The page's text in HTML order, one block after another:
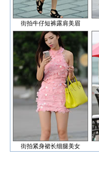
街拍牛仔短裤露肩美眉
街拍紧身裙长细腿美女